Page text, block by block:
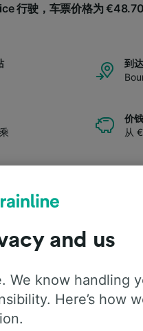
行驶，车票价格为 €48.70
到
价钱
从
详情
吗？我们为您收集整理了
准备的更完善。
and us
We know handling
Here’s how